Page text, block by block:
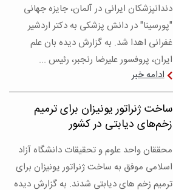
دندانپزشکان ایرانی در آلمان، جایزه جهانی
"پورسینا" در دانش پزشکی به دکتر اردشیر
غفرانی اهدا شد. به گزارش دیده بان علم
ایران، پروفسور علیرضا رنجبر، رئیس ...
ادامه خبر
ساخت ژنراتور یونیزان برای ترمیم‌
زخم‌های دیابتی در کشور
محققان واحد علوم و تحقیقات دانشگاه آزاد
اسلامی موفق به ساخت ژنراتور یونیزان برای
ترمیم زخم های دیابتی شدند. به گزارش دیده